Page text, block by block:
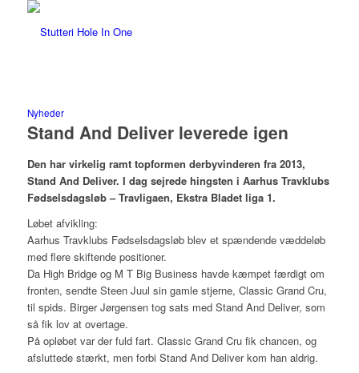
Nyheder
Stand And Deliver leverede igen
Den har virkelig ramt topformen derbyvinderen fra 2013,
Stand And Deliver. I dag sejrede hingsten i Aarhus Travklubs
Fødselsdagsløb – Travligaen, Ekstra Bladet liga 1.
Løbet afvikling:
Aarhus Travklubs Fødselsdagsløb blev et spændende væddeløb
med flere skiftende positioner.
Da High Bridge og M T Big Business havde kæmpet færdigt om
fronten, sendte Steen Juul sin gamle stjerne, Classic Grand Cru,
til spids. Birger Jørgensen tog sats med Stand And Deliver, som
så fik lov at overtage.
På opløbet var der fuld fart. Classic Grand Cru fik chancen, og
afsluttede stærkt, men forbi Stand And Deliver kom han aldrig.